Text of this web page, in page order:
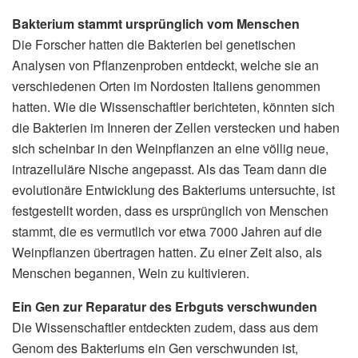
Bakterium stammt ursprünglich vom Menschen
Die Forscher hatten die Bakterien bei genetischen
Analysen von Pflanzenproben entdeckt, welche sie an
verschiedenen Orten im Nordosten Italiens genommen
hatten. Wie die Wissenschaftler berichteten, könnten sich
die Bakterien im Inneren der Zellen verstecken und haben
sich scheinbar in den Weinpflanzen an eine völlig neue,
intrazelluläre Nische angepasst. Als das Team dann die
evolutionäre Entwicklung des Bakteriums untersuchte, ist
festgestellt worden, dass es ursprünglich von Menschen
stammt, die es vermutlich vor etwa 7000 Jahren auf die
Weinpflanzen übertragen hatten. Zu einer Zeit also, als
Menschen begannen, Wein zu kultivieren.
Ein Gen zur Reparatur des Erbguts verschwunden
Die Wissenschaftler entdeckten zudem, dass aus dem
Genom des Bakteriums ein Gen verschwunden ist,